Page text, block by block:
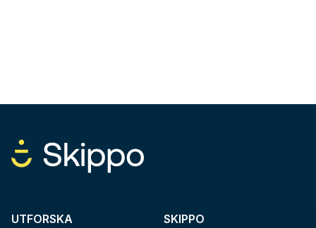
UTFORSKA SKIPPO